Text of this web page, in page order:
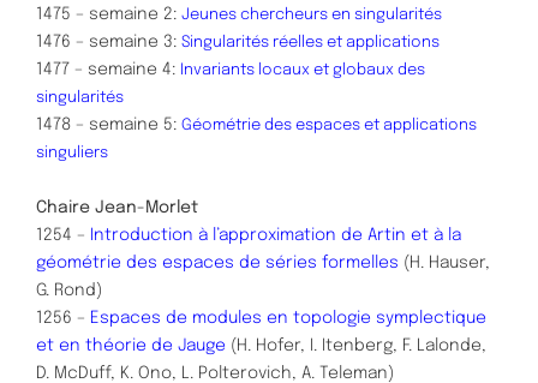
1475 – semaine 2: Jeunes chercheurs en singularités
1476 – semaine 3: Singularités réelles et applications
1477 – semaine 4:
Invariants locaux et globaux des
singularités
1478 – semaine 5: Géométrie des espaces et applications
singuliers
Chaire Jean-Morlet
1254 –
Introduction à l’approximation de Artin et à la
géométrie des espaces de séries formelles (H. Hauser,
G. Rond)
1256 – Espaces de modules en topologie symplectique
et en théorie de Jauge (H. Hofer, I. Itenberg, F. Lalonde,
D. McDuff, K. Ono, L. Polterovich, A. Teleman)